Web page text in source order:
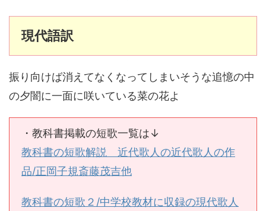
現代語訳
振り向けば消えてなくなってしまいそうな追憶の中
の夕闇に一面に咲いている菜の花よ
・教科書掲載の短歌一覧は↓
教科書の短歌解説 近代歌人の近代歌人の作
品/正岡子規斎藤茂吉他
教科書の短歌２/中学校教材に収録の現代歌人